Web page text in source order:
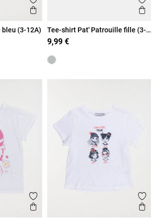
Ajouter aux favoris
Aperçu rapide
(3-12A)
Tee-shirt Pat' Patrouille fille (3-
8A)
9,99 €
Ajouter aux favoris
Aperçu rapide